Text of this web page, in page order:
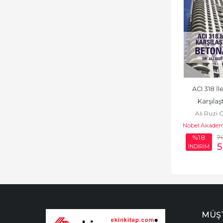
ACI 318
Ali Ruzi
Nobel
%18
İNDİRİM